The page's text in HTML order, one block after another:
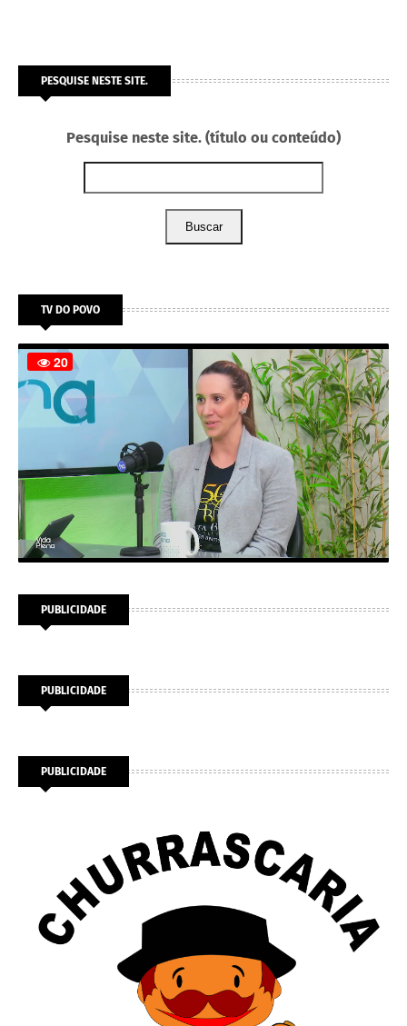
PESQUISE NESTE SITE.
Pesquise neste site. (título ou conteúdo)
Buscar
TV DO POVO
PUBLICIDADE
PUBLICIDADE
PUBLICIDADE